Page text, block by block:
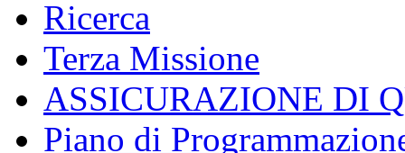
Ricerca
Terza Missione
ASSICURAZIONE DI
Piano di